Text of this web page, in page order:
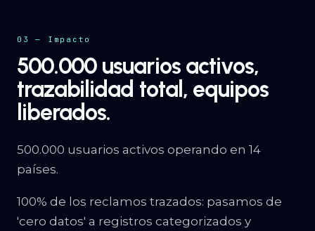
03 — Impacto
500.000 usuarios activos,
trazabilidad total, equipos
liberados.
500.000 usuarios activos operando en 14
países.
100% de los reclamos trazados: pasamos de
'cero datos' a registros categorizados y